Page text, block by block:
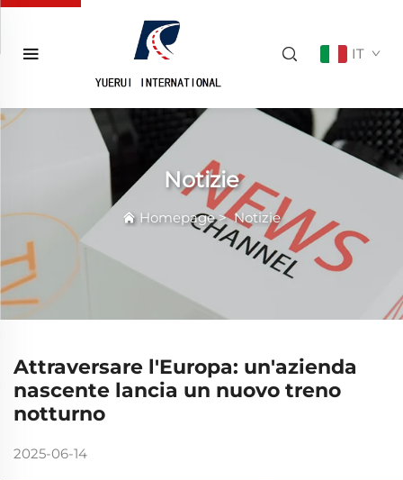
IT
Notizie
Homepage>Notizie
Attraversare l'Europa: un'azienda
nascente lancia un nuovo treno
notturno
2025-06-14